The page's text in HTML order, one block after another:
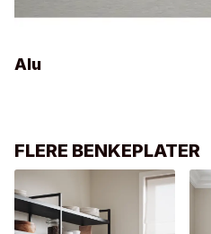
Alu
FLERE BENKEPLATER